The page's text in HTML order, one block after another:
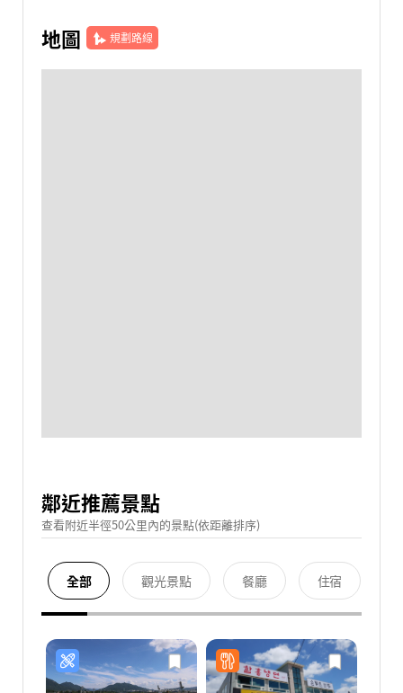
地圖 規劃路線
鄰近推薦景點
查看附近半徑50公里內的景點(依距離排序)
全部 觀光景點 餐廳 住宿